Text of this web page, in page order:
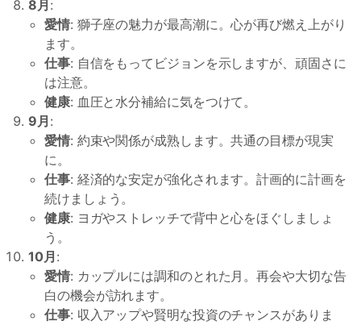
8月 :
愛情: 獅子座の魅力が最高潮に。心が再び燃え上がり
ます。
仕事: 自信をもってビジョンを示しますが、頑固さに
は注意。
健康: 血圧と水分補給に気をつけて。
9月 :
愛情: 約束や関係が成熟します。共通の目標が現実
に。
仕事: 経済的な安定が強化されます。計画的に計画を
続けましょう。
健康: ヨガやストレッチで背中と心をほぐしましょ
う。
10月 :
愛情: カップルには調和のとれた月。再会や大切な告
白の機会が訪れます。
仕事: 収入アップや賢明な投資のチャンスがありま